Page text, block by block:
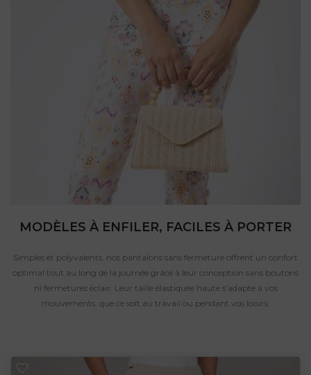
MODÈLES À ENFILER, FACILES À PORTER
Simples et polyvalents, nos pantalons sans fermeture offrent un confort
optimal tout au long de la journée grâce à leur conception sans boutons
ni fermetures éclair. Leur taille élastiquée haute s'adapte à vos
mouvements, que ce soit au travail ou pendant vos loisirs.